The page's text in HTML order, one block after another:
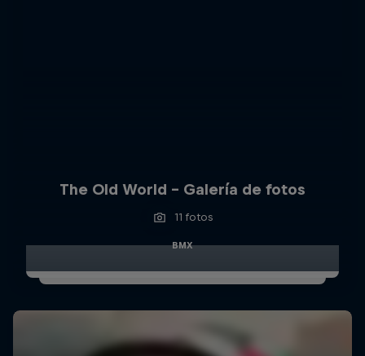
The Old World – Galería de fotos
11 fotos
BMX